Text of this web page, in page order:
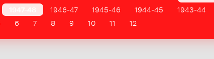
1946-47 1945-46 1944-45 1943-44
6 7 8 9 10 11 12